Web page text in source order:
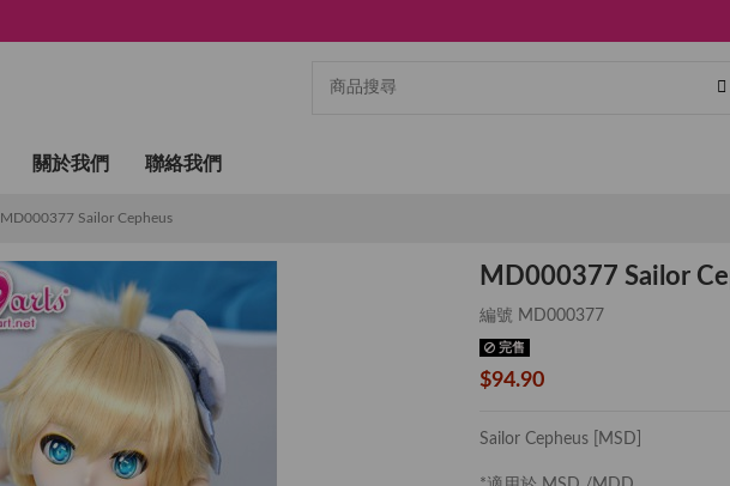
關於我們 聯絡我們
MD000377 Sailor Cepheus
MD000377 Sailor
編號 MD000377
完售
$94.90
Sailor Cepheus [MSD]